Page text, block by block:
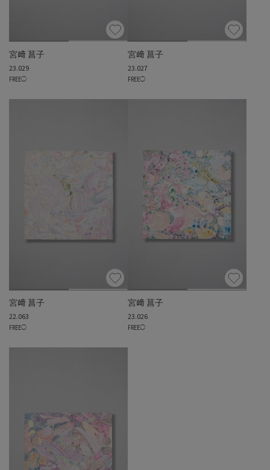
宮﨑 菖子
23.029
FREE◯
宮﨑 菖子
23.027
FREE◯
宮﨑 菖子
22.063
FREE◯
宮﨑 菖子
23.026
FREE◯